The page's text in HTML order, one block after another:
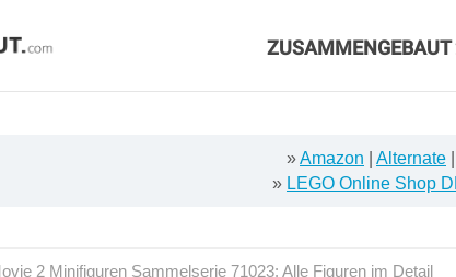
»Amazon Alternate
» LEGO Online Shop
2 Minifiguren Sammelserie 71023: Alle Figuren im Detail